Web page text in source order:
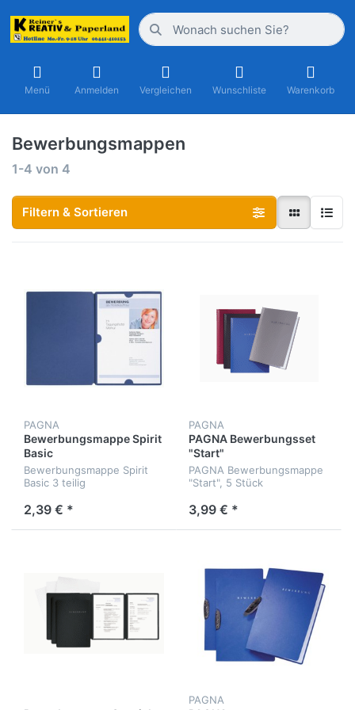
Menü Anmelden Vergleichen Wunschliste Warenkorb
Bewerbungsmappen
1-4 von 4
Filtern & Sortieren
PAGNA
Bewerbungsmappe Spirit
Basic
Bewerbungsmappe Spirit
Basic 3 teilig
2,39 € *
PAGNA
PAGNA Bewerbungsset
"Start"
PAGNA Bewerbungsmappe
"Start", 5 Stück
3,99 € *
PAGNA